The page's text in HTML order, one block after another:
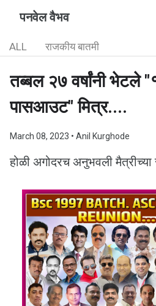
पनवेल वैभव
ALL राजकीय बातमी
तब्बल २७ वर्षांनी भेटले
पासआउट" मित्र....
March 08, 2023 • Anil Kurghode
होळी अगोदरच अनुभवली मैत्रीच्या